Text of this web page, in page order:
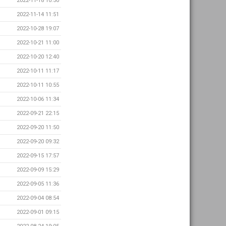
2022-11-14 11:51
2022-10-28 19:07
2022-10-21 11:00
2022-10-20 12:40
2022-10-11 11:17
2022-10-11 10:55
2022-10-06 11:34
2022-09-21 22:15
2022-09-20 11:50
2022-09-20 09:32
2022-09-15 17:57
2022-09-09 15:29
2022-09-05 11:36
2022-09-04 08:54
2022-09-01 09:15